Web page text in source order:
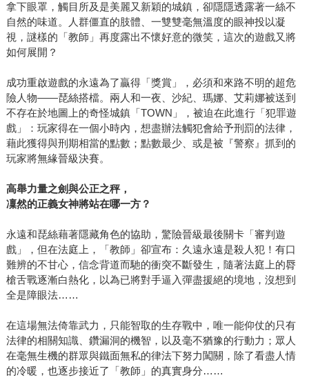
拿下眼罩，觸目所及是美麗又新穎的城鎮，卻隱隱透露著一絲不
自然的味道。人群僵直的肢體、一雙雙毫無溫度的眼神投以凝
視，謎樣的「教師」再度露出不懷好意的微笑，這次的遊戲又將
如何展開？
成功重啟遊戲的永遠為了贏得「獎賞」，必須和來路不明的超危
險人物——琵絲搭檔。兩人和一夜、沙紀、瑪娜、艾莉娜被送到
不存在於地圖上的奇怪城鎮「TOWN」，被迫在此進行「犯罪遊
戲」：玩家得在一個小時內，想盡辦法觸犯會給予刑罰的法律，
藉此獲得與刑期相當的點數；點數最少、或是被『警察』抓到的
玩家將無緣晉級決賽。
高舉力量之劍與公正之秤，
凜然的正義女神將站在哪一方？
永遠和琵絲藉著隱藏角色的協助，驚險晉級最後關卡「審判遊
戲」，但在法庭上，「教師」卻宣布：久遠永遠是殺人犯！有口
難辨的不甘心，信念背道而馳的衝突不斷發生，隨著法庭上的脣
槍舌戰逐漸白熱化，以為已將對手逼入彈盡援絕的境地，沒想到
全是障眼法……
在這場無法倚靠武力，只能智取的生存戰中，唯一能仰仗的只有
法律的相關知識、鑽漏洞的機智，以及毫不猶豫的行動力；眾人
在毫無生機的群眾與鐵面無私的律法下努力闖關，除了看盡人情
的冷暖，也逐步接近了「教師」的真實身分……